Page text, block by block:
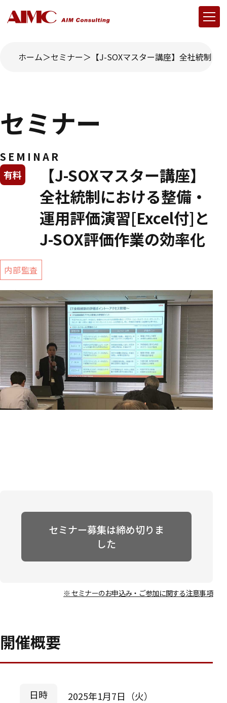
ホーム セミナー 【J-SOXマスター講座】全社統制
セミナー
SEMINAR
【J-SOXマスター講座】
全社統制における整備・
運用評価演習[Excel付]と
J-SOX評価作業の効率化
有料
内部監査
セミナー募集は締め切りま
した
※ セミナーのお申込み・ご参加に関する注意事項
開催概要
日時 2025年1月7日（火）